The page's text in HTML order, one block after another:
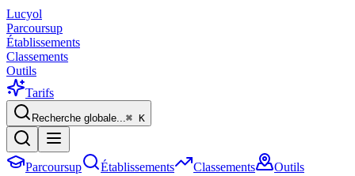
Lucyol
Parcoursup
Établissements
Classements
Outils
Tarifs
Recherche globale...⌘ K
Parcoursup Établissements Classements
Outils